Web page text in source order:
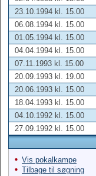
23.10.1994 kl. 15.00
06.08.1994 kl. 15.00
01.05.1994 kl. 15.00
04.04.1994 kl. 15.00
07.11.1993 kl. 15.00
20.09.1993 kl. 19.00
20.06.1993 kl. 15.00
18.04.1993 kl. 15.00
04.10.1992 kl. 15.00
27.09.1992 kl. 15.00
Vis pokalkampe
Tilbage til søgning